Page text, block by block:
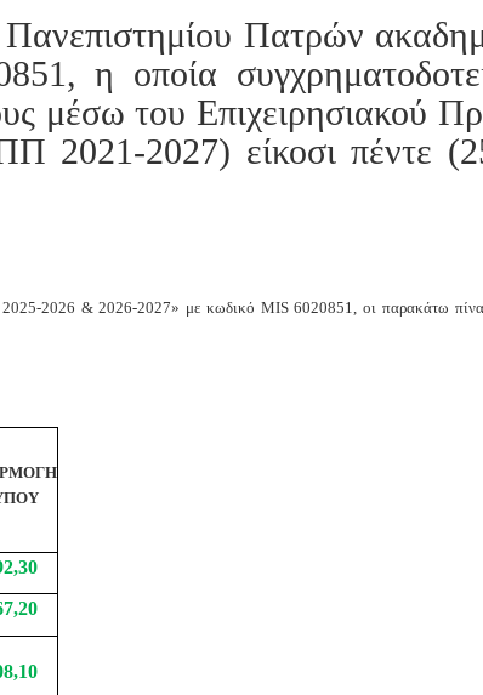
Πατρών
η οποία
μέσω του Επιχειρησιακού
2021-2027) είκοσι πέντε
2026 & 2026-2027» με κωδικό MIS 6020851, οι παρακάτω